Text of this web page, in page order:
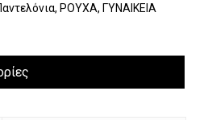
, ΡΟΥΧΑ, ΓΥΝΑΙΚΕΙΑ